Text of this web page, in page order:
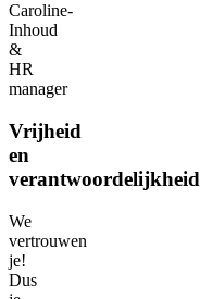
Caroline-
Inhoud
&
HR
manager
Vrijheid
en
verantwoordelijkheid
We
vertrouwen
je!
Dus